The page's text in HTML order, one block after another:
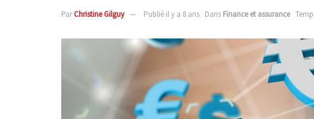
ParChristine Gilguy Publié il y a 8 ans Dans Finance et assurance